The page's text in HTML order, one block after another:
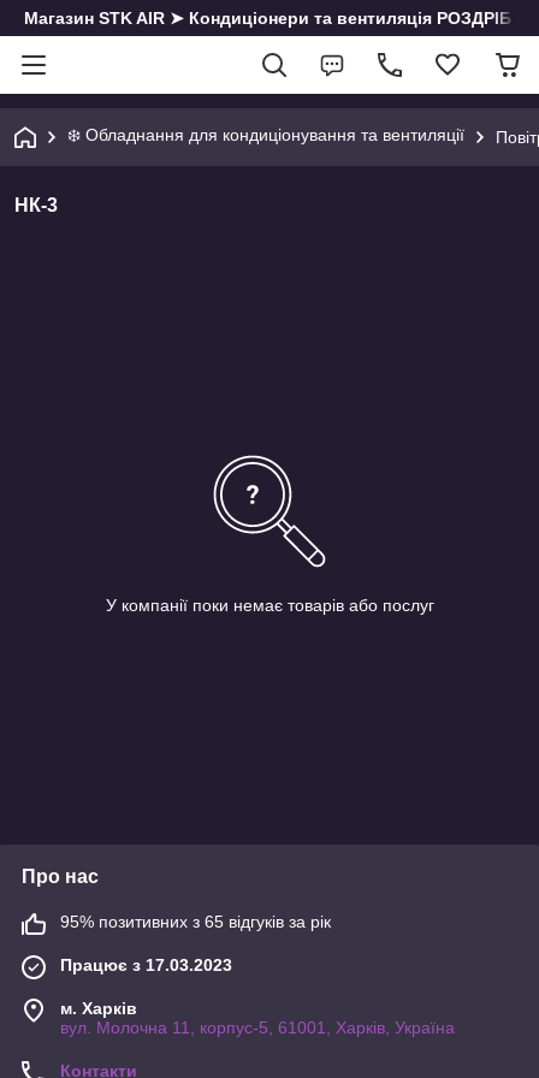
Магазин STK AIR ➤ Кондиціонери та вентиляція РОЗДРІБ
❄️ Обладнання для кондиціонування та вентиляції
НК-3
У компанії поки немає товарів або послуг
Про нас
95% позитивних з 65 відгуків за рік
Працює з 17.03.2023
м. Харків
вул. Молочна 11, корпус-5, 61001, Харків, Україна
Контакти